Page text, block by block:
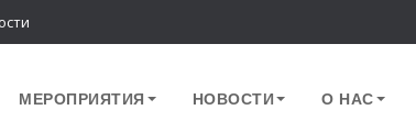
МЕРОПРИЯТИЯ НОВОСТИ О НАС